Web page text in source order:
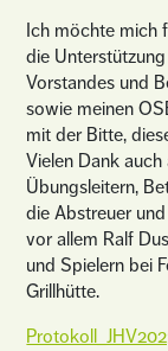
Ich möchte mich
die
Vorstandes und
sowie meinen
mit der Bitte,
Vielen Dank
Übungsleitern,
die Abstreuer
vor allem Ralf
und Spielern bei
Grillhütte.